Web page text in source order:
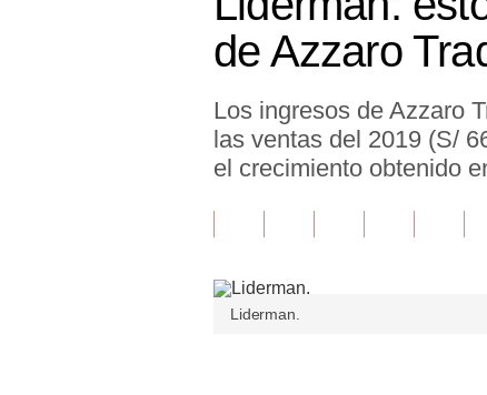
de Azzaro
Los ingresos de Azzaro
las ventas del 2019 (S/
el crecimiento obtenido
Liderman.